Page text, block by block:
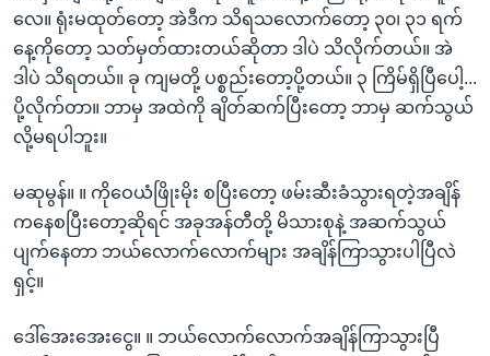
လေ။ ရုံးမထုတ်တော့ အဲဒီက သိရသလောက်တော့ ၃၀၊ ၃၁ ရက်
နေ့ကိုတော့ သတ်မှတ်ထားတယ်ဆိုတာ ဒါပဲ သိလိုက်တယ်။ အဲ
ဒါပဲ သိရတယ်။ ခု ကျမတို့ ပစ္စည်းတော့ပို့တယ်။ ၃ ကြိမ်ရှိပြီပေါ့...
ပို့လိုက်တာ။ ဘာမှ အထဲကို ချိတ်ဆက်ပြီးတော့ ဘာမှ ဆက်သွယ်
လို့မရပါဘူး။
မဆုမွန်။ ။ ကိုဝေယံဖြိုးမိုး စပြီးတော့ ဖမ်းဆီးခံသွားရတဲ့အချိန်
ကနေစပြီးတော့ဆိုရင် အခုအန်တီတို့ မိသားစုနဲ့ အဆက်သွယ်
ပျက်နေတာ ဘယ်လောက်လောက်များ အချိန်ကြာသွားပါပြီလဲ
ရှင့်။
ဒေါ်အေးအေးငွေ။ ။ ဘယ်လောက်လောက်အချိန်ကြာသွားပြီ